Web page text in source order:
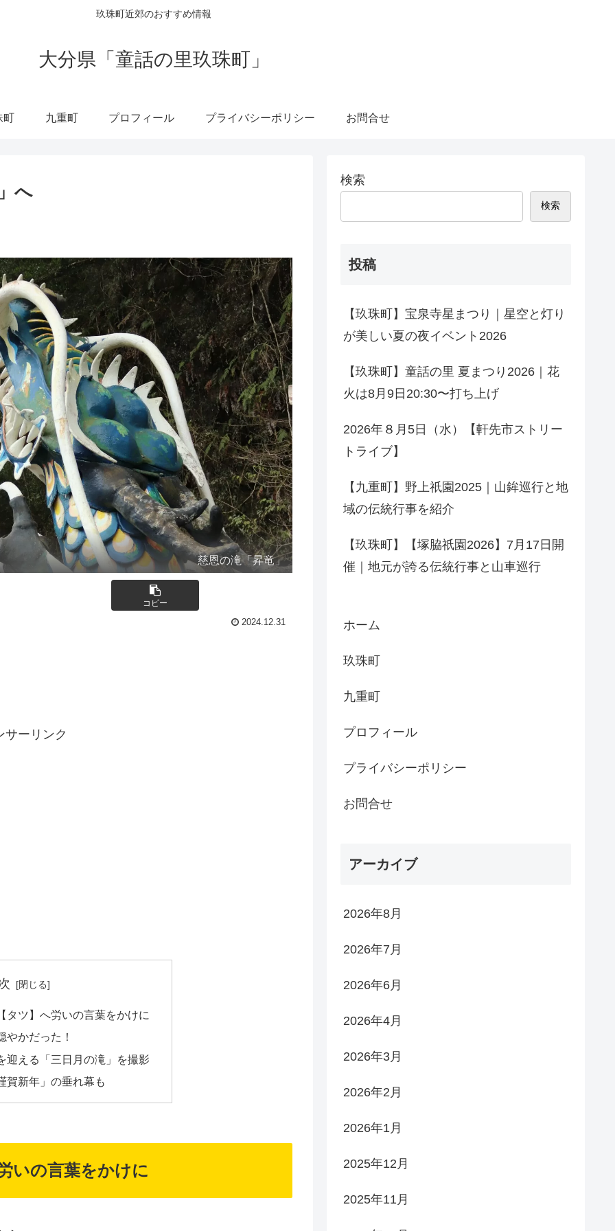
玖珠町近郊のおすすめ情報
大分県「童話の里玖珠町」
町 九重町 プロフィール プライバシーポリシー お問合せ
へ
慈恩の滝「昇竜」
コピー
2024.12.31
サーリンク
ツ】へ労いの言葉をかけに
やかだった！
迎える「三日月の滝」を撮影
賀新年」の垂れ幕も
いの言葉をかけに
検索
検索
投稿
【玖珠町】宝泉寺星まつり｜星空と灯り
が美しい夏の夜イベント2026
【玖珠町】童話の里 夏まつり2026｜花
火は8月9日20:30〜打ち上げ
2026年８月5日（水）【軒先市ストリー
トライブ】
【九重町】野上祇園2025｜山鉾巡行と地
域の伝統行事を紹介
【玖珠町】【塚脇祇園2026】7月17日開
催｜地元が誇る伝統行事と山車巡行
ホーム
玖珠町
九重町
プロフィール
プライバシーポリシー
お問合せ
アーカイブ
2026年8月
2026年7月
2026年6月
2026年4月
2026年3月
2026年2月
2026年1月
2025年12月
2025年11月